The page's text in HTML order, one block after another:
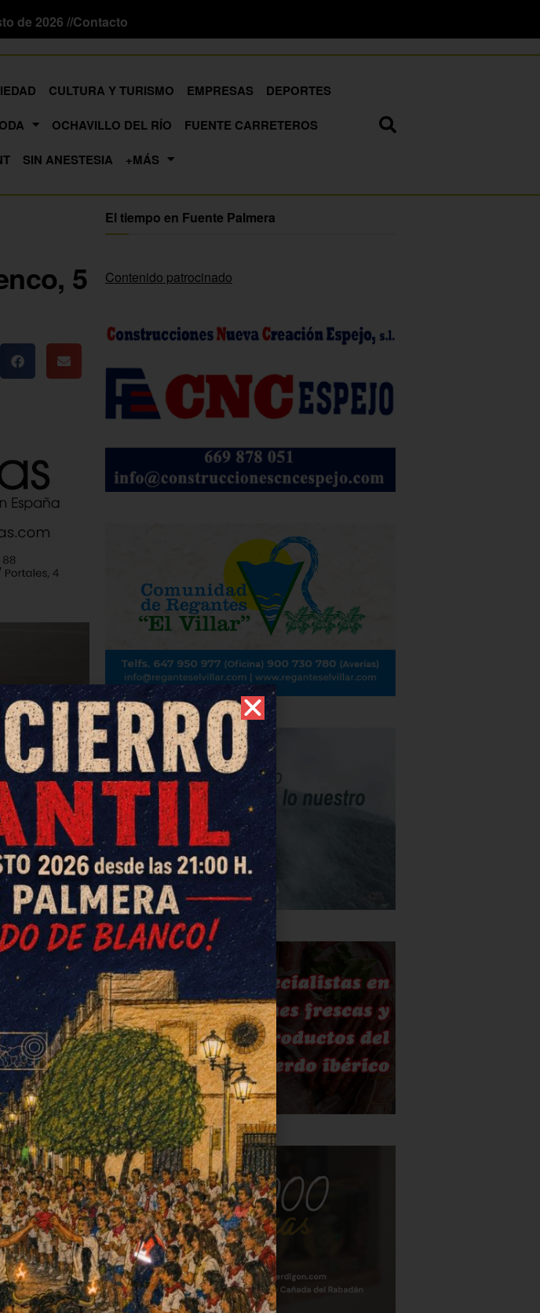
de 2026 //Contacto
CULTURA Y TURISMO EMPRESAS
DEPORTES
OCHAVILLO DEL RÍO
FUENTE CARRETEROS
SIN ANESTESIA +MÁS
5
ayer
al
de
de
pudieron
de las
obligación
El tiempo en Fuente Palmera
Contenido patrocinado